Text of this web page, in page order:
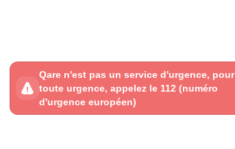
Qare n'est pas un service d'urgence, pour
toute urgence, appelez le 112 (numéro
d'urgence européen)